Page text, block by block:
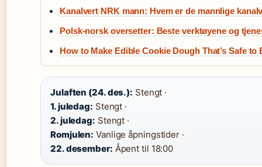
Kanalvert NRK mann: Hvem er de mannlige
Polsk-norsk oversetter: Beste verktøyene og
How to Make Edible Cookie Dough That’s Safe to
Julaften (24. des.): Stengt ·
1. juledag: Stengt ·
2. juledag: Stengt ·
Romjulen: Vanlige åpningstider ·
22. desember: Åpent til 18:00